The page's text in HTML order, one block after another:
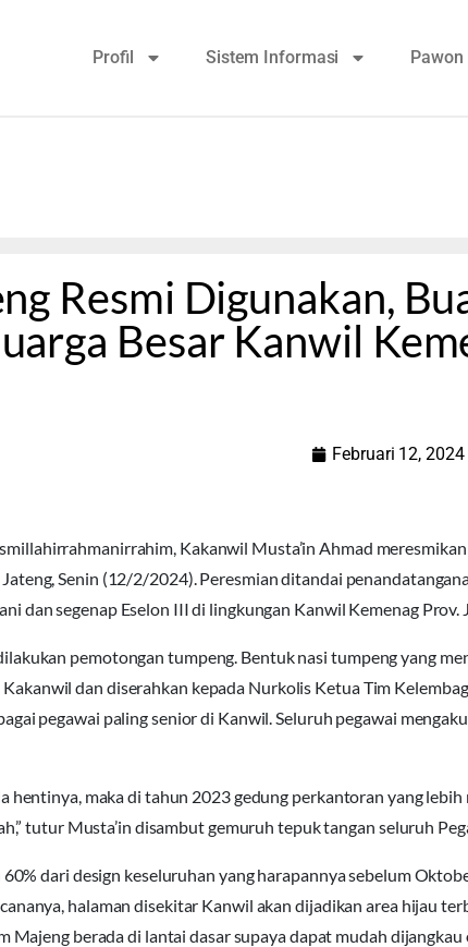
Profil Sistem Informasi Pawon
Resmi Digunakan,
Besar Kanwil
Februari 12, 2024
Kakanwil Musta’in Ahmad
Senin (12/2/2024). Peresmian ditandai
dan segenap Eselon III di lingkungan Kanwil Kemenag Prov.
pemotongan tumpeng. Bentuk nasi tumpeng yang
dan diserahkan kepada Nurkolis Ketua Tim
pegawai paling senior di Kanwil. Seluruh pegawai
hentinya, maka di tahun 2023 gedung perkantoran yang
tutur Musta’in disambut gemuruh tepuk tangan seluruh
dari design keseluruhan yang harapannya sebelum
halaman disekitar Kanwil akan dijadikan area hijau
Majeng berada di lantai dasar supaya dapat mudah dijangkau